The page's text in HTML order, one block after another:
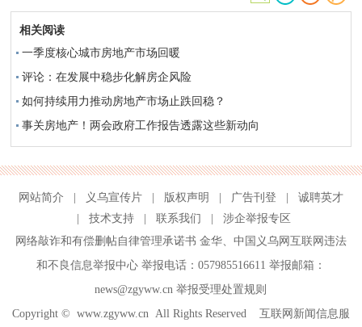
相关阅读
一季度核心城市房地产市场回暖
评论：在发展中稳步化解房企风险
如何持续用力推动房地产市场止跌回稳？
事关房地产！两会政府工作报告透露这些新动向
网站简介 义乌宣传片 版权声明 广告刊登
诚聘英才
技术支持 联系我们
涉企举报专区
网络敲诈和有偿删帖自律管理承诺书 金华、 中国义乌网互联网违法
和不良信息举报中心举报电话：057985516611 举报邮箱：
news@zgyww.cn举报受理处置规则
Copyright © www.zgyww.cnAll Rights Reserved 互联网新闻信息服